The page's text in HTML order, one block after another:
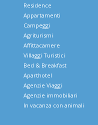
Residence
Appartamenti
Campeggi
Agriturismi
Affittacamere
Villaggi Turistici
Bed & Breakfast
Aparthotel
Agenzie Viaggi
Agenzie immobiliari
In vacanza con animali